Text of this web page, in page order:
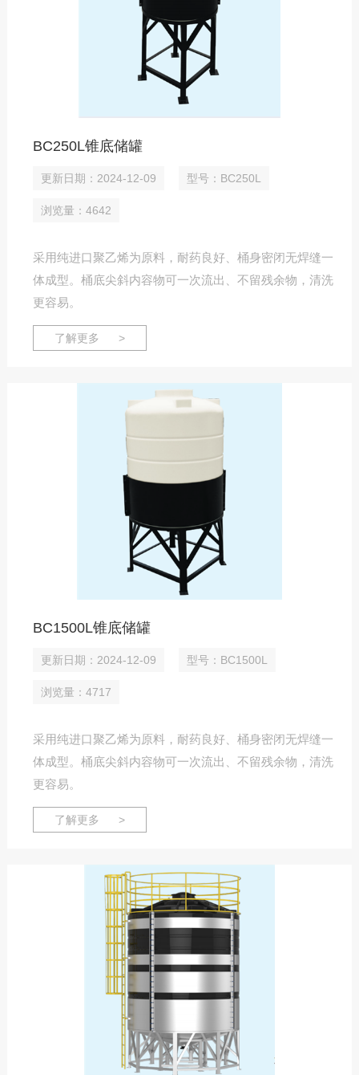
BC250L锥底储罐
更新日期：2024-12-09 型号：BC250L
浏览量：4642
采用纯进口聚乙烯为原料，耐药良好、桶身密闭无焊缝一
体成型。桶底尖斜内容物可一次流出、不留残余物，清洗
更容易。
了解更多 >
BC1500L锥底储罐
更新日期：2024-12-09 型号：BC1500L
浏览量：4717
采用纯进口聚乙烯为原料，耐药良好、桶身密闭无焊缝一
体成型。桶底尖斜内容物可一次流出、不留残余物，清洗
更容易。
了解更多 >